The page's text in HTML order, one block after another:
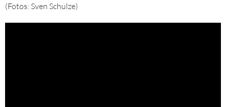
(Fotos: Sven Schulze)